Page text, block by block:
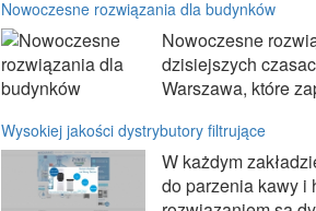
Nowoczesne rozwiązania dla budynków
Nowoczesne
dzisiejszych
Warszawa, które
Wysokiej jakości dystrybutory filtrujące
W każdym
do parzenia kawy i